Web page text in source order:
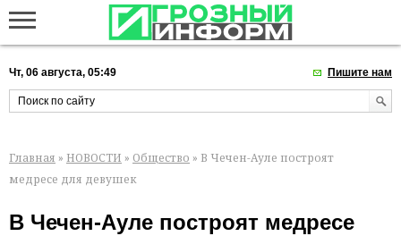
Чт, 06 августа, 05:49 Пишите нам
Главная » НОВОСТИ » Общество » В Чечен-Ауле построят
медресе для девушек
В Чечен-Ауле построят медресе